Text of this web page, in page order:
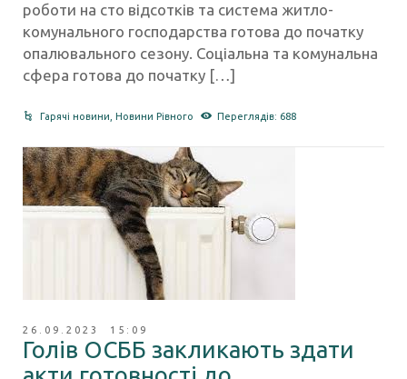
роботи на сто відсотків та система житло-
комунального господарства готова до початку
опалювального сезону. Соціальна та комунальна
сфера готова до початку […]
Гарячі новини ,Новини Рівного Переглядів: 688
26.09.2023 15:09
Голів ОСББ закликають здати